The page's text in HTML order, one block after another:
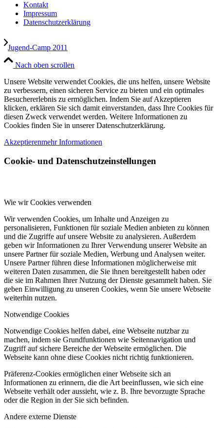
Kontakt
Impressum
Datenschutzerklärung
Jugend-Camp 2011
Nach oben scrollen
Unsere Website verwendet Cookies, die uns helfen, unsere Website
zu verbessern, einen sicheren Service zu bieten und ein optimales
Besuchererlebnis zu ermöglichen. Indem Sie auf Akzeptieren
klicken, erklären Sie sich damit einverstanden, dass Ihre Cookies für
diesen Zweck verwendet werden. Weitere Informationen zu
Cookies finden Sie in unserer Datenschutzerklärung.
Akzeptierenmehr Informationen
Cookie- und Datenschutzeinstellungen
Wie wir Cookies verwenden
Wir verwenden Cookies, um Inhalte und Anzeigen zu
personalisieren, Funktionen für soziale Medien anbieten zu können
und die Zugriffe auf unsere Website zu analysieren. Außerdem
geben wir Informationen zu Ihrer Verwendung unserer Website an
unsere Partner für soziale Medien, Werbung und Analysen weiter.
Unsere Partner führen diese Informationen möglicherweise mit
weiteren Daten zusammen, die Sie ihnen bereitgestellt haben oder
die sie im Rahmen Ihrer Nutzung der Dienste gesammelt haben. Sie
geben Einwilligung zu unseren Cookies, wenn Sie unsere Webseite
weiterhin nutzen.
Notwendige Cookies
Notwendige Cookies helfen dabei, eine Webseite nutzbar zu
machen, indem sie Grundfunktionen wie Seitennavigation und
Zugriff auf sichere Bereiche der Webseite ermöglichen. Die
Webseite kann ohne diese Cookies nicht richtig funktionieren.
Präferenz-Cookies ermöglichen einer Webseite sich an
Informationen zu erinnern, die die Art beeinflussen, wie sich eine
Webseite verhält oder aussieht, wie z. B. Ihre bevorzugte Sprache
oder die Region in der Sie sich befinden.
Andere externe Dienste